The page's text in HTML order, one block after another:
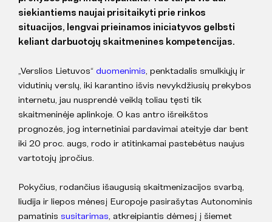
siekiantiems naujai prisitaikyti prie rinkos
situacijos, lengvai prieinamos iniciatyvos gelbsti
keliant darbuotojų skaitmenines kompetencijas.
„Verslios Lietuvos“ duomenimis, penktadalis smulkiųjų ir
vidutinių verslų, iki karantino išvis nevykdžiusių prekybos
internetu, jau nusprendė veiklą toliau tęsti tik
skaitmeninėje aplinkoje. O kas antro išreikštos
prognozės, jog internetiniai pardavimai ateityje dar bent
iki 20 proc. augs, rodo ir atitinkamai pastebėtus naujus
vartotojų įpročius.
Pokyčius, rodančius išaugusią skaitmenizacijos svarbą,
liudija ir liepos mėnesį Europoje pasirašytas Autonominis
pamatinis susitarimas, atkreipiantis dėmesį į šiemet